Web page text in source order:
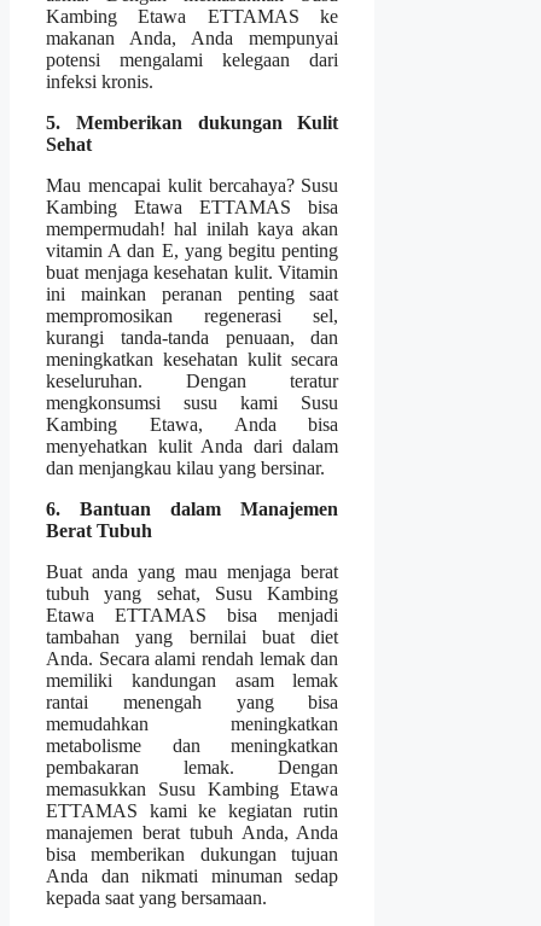
Kambing Etawa ETTAMAS ke
makanan Anda, Anda mempunyai
potensi mengalami kelegaan dari
infeksi kronis.
5. Memberikan dukungan Kulit
Sehat
Mau mencapai kulit bercahaya? Susu
Kambing Etawa ETTAMAS bisa
mempermudah! hal inilah kaya akan
vitamin A dan E, yang begitu penting
buat menjaga kesehatan kulit. Vitamin
ini mainkan peranan penting saat
mempromosikan regenerasi sel,
kurangi tanda-tanda penuaan, dan
meningkatkan kesehatan kulit secara
keseluruhan. Dengan teratur
mengkonsumsi susu kami Susu
Kambing Etawa, Anda bisa
menyehatkan kulit Anda dari dalam
dan menjangkau kilau yang bersinar.
6. Bantuan dalam Manajemen
Berat Tubuh
Buat anda yang mau menjaga berat
tubuh yang sehat, Susu Kambing
Etawa ETTAMAS bisa menjadi
tambahan yang bernilai buat diet
Anda. Secara alami rendah lemak dan
memiliki kandungan asam lemak
rantai menengah yang bisa
memudahkan meningkatkan
metabolisme dan meningkatkan
pembakaran lemak. Dengan
memasukkan Susu Kambing Etawa
ETTAMAS kami ke kegiatan rutin
manajemen berat tubuh Anda, Anda
bisa memberikan dukungan tujuan
Anda dan nikmati minuman sedap
kepada saat yang bersamaan.